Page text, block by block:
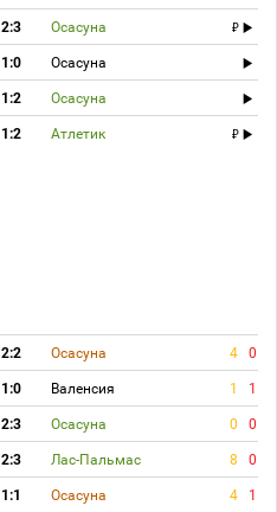
2:3 Осасуна
1:0 Осасуна
1:2 Осасуна
1:2 Атлетик
2:2 Осасуна 4 0
1:0 Валенсия 1 1
2:3 Осасуна 0 0
2:3 Лас-Пальмас 8 0
1:1 Осасуна 4 1